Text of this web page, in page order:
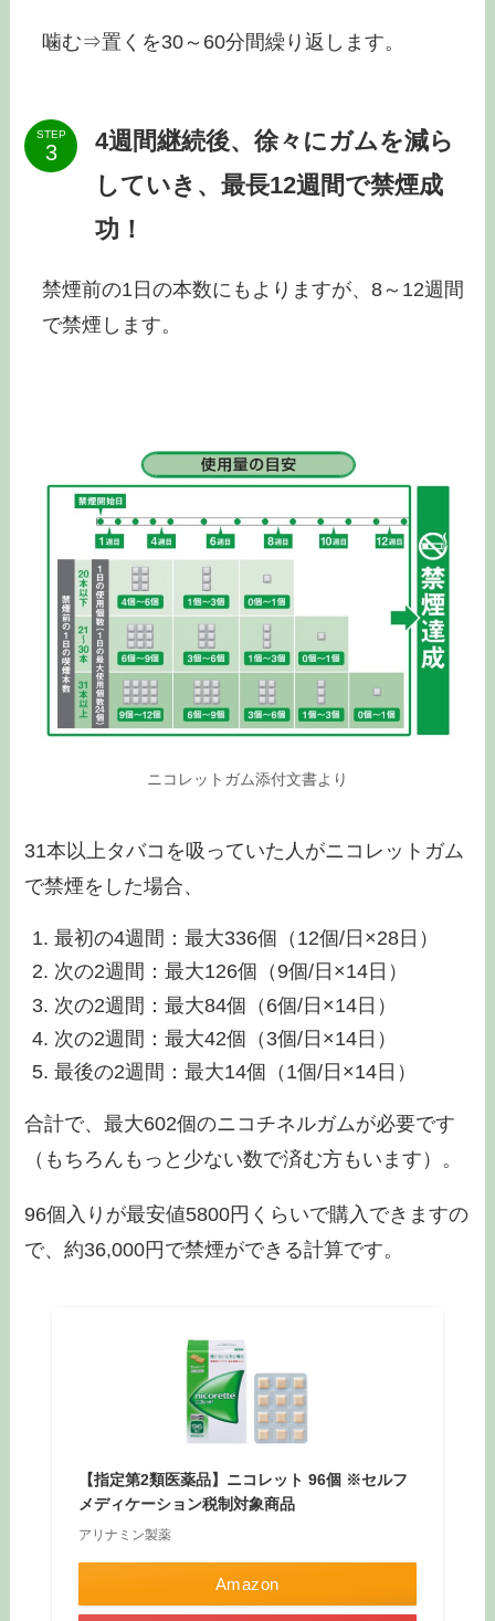
噛む⇒置くを30～60分間繰り返します。
STEP
4週間継続後、徐々にガムを減ら
していき、最長12週間で禁煙成
功！
禁煙前の1日の本数にもよりますが、8～12週間
で禁煙します。
ニコレットガム添付文書より
31本以上タバコを吸っていた人がニコレットガム
で禁煙をした場合、
最初の4週間：最大336個（12個/日×28日）
次の2週間：最大126個（9個/日×14日）
次の2週間：最大84個（6個/日×14日）
次の2週間：最大42個（3個/日×14日）
最後の2週間：最大14個（1個/日×14日）
合計で、最大602個のニコチネルガムが必要です
（もちろんもっと少ない数で済む方もいます）。
96個入りが最安値5800円くらいで購入できますの
で、約36,000円で禁煙ができる計算です。
【指定第2類医薬品】ニコレット 96個 ※セルフ
メディケーション税制対象商品
アリナミン製薬
Amazon